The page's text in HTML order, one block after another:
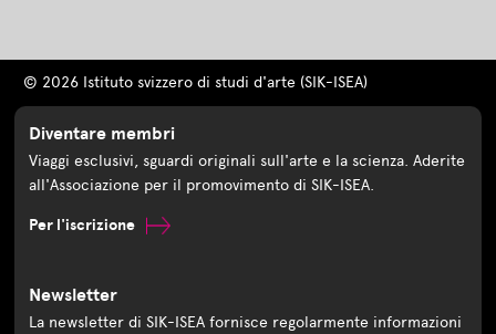
© 2026 Istituto svizzero di studi d'arte (SIK-ISEA)
Diventare membri
Viaggi esclusivi, sguardi originali sull'arte e la scienza. Aderite
all'Associazione per il promovimento di SIK-ISEA.
Per l'iscrizione
Newsletter
La newsletter di SIK-ISEA fornisce regolarmente informazioni